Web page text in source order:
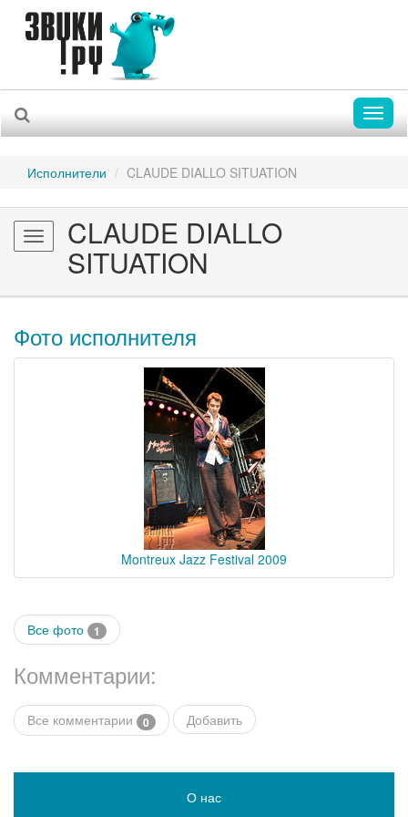
Исполнители CLAUDE DIALLO SITUATION
Toggle
navigation
CLAUDE DIALLO
SITUATION
Фото исполнителя
Montreux Jazz Festival 2009
Все фото 1
Комментарии:
Все комментарии 0 Добавить
О нас